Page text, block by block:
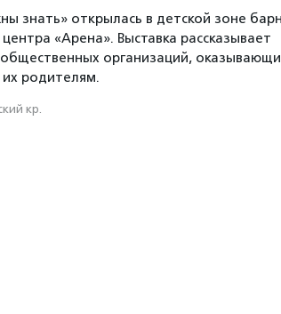
знать» открылась в детской зоне
«Арена». Выставка рассказывает
организаций,
их родителям.
кр.